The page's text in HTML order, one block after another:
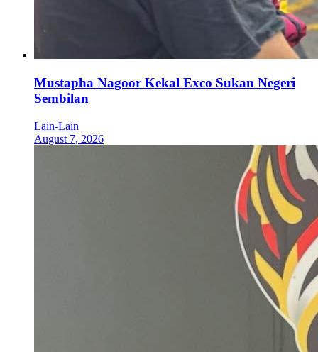
Mustapha Nagoor Kekal Exco Sukan Negeri
Sembilan
Lain-Lain
August 7, 2026